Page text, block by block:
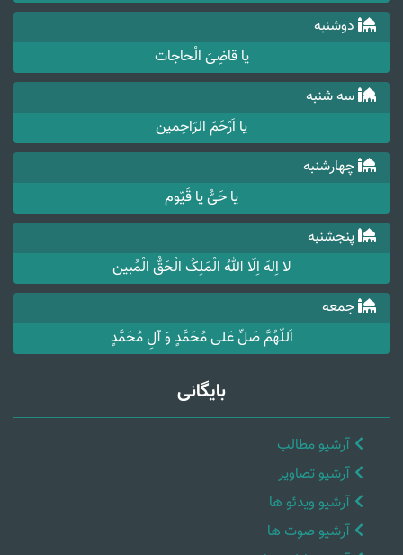
دوشنبه
یا قاضِیَ الْحاجات
سه شنبه
یا اَرْحَمَ الرّاحِمین
چهارشنبه
یا حَیُّ یا قَیّوم
پنجشنبه
لا اِلهَ اِلّا اللهُ الْمَلِکُ الْحَقُّ الْمُبین
جمعه
اَللّهُمَّ صَلِّ عَلی مُحَمَّدٍ وَ آلِ مُحَمَّدٍ
بایگانی
آرشیو مطالب
آرشیو تصاویر
آرشیو ویدئو ها
آرشیو صوت ها